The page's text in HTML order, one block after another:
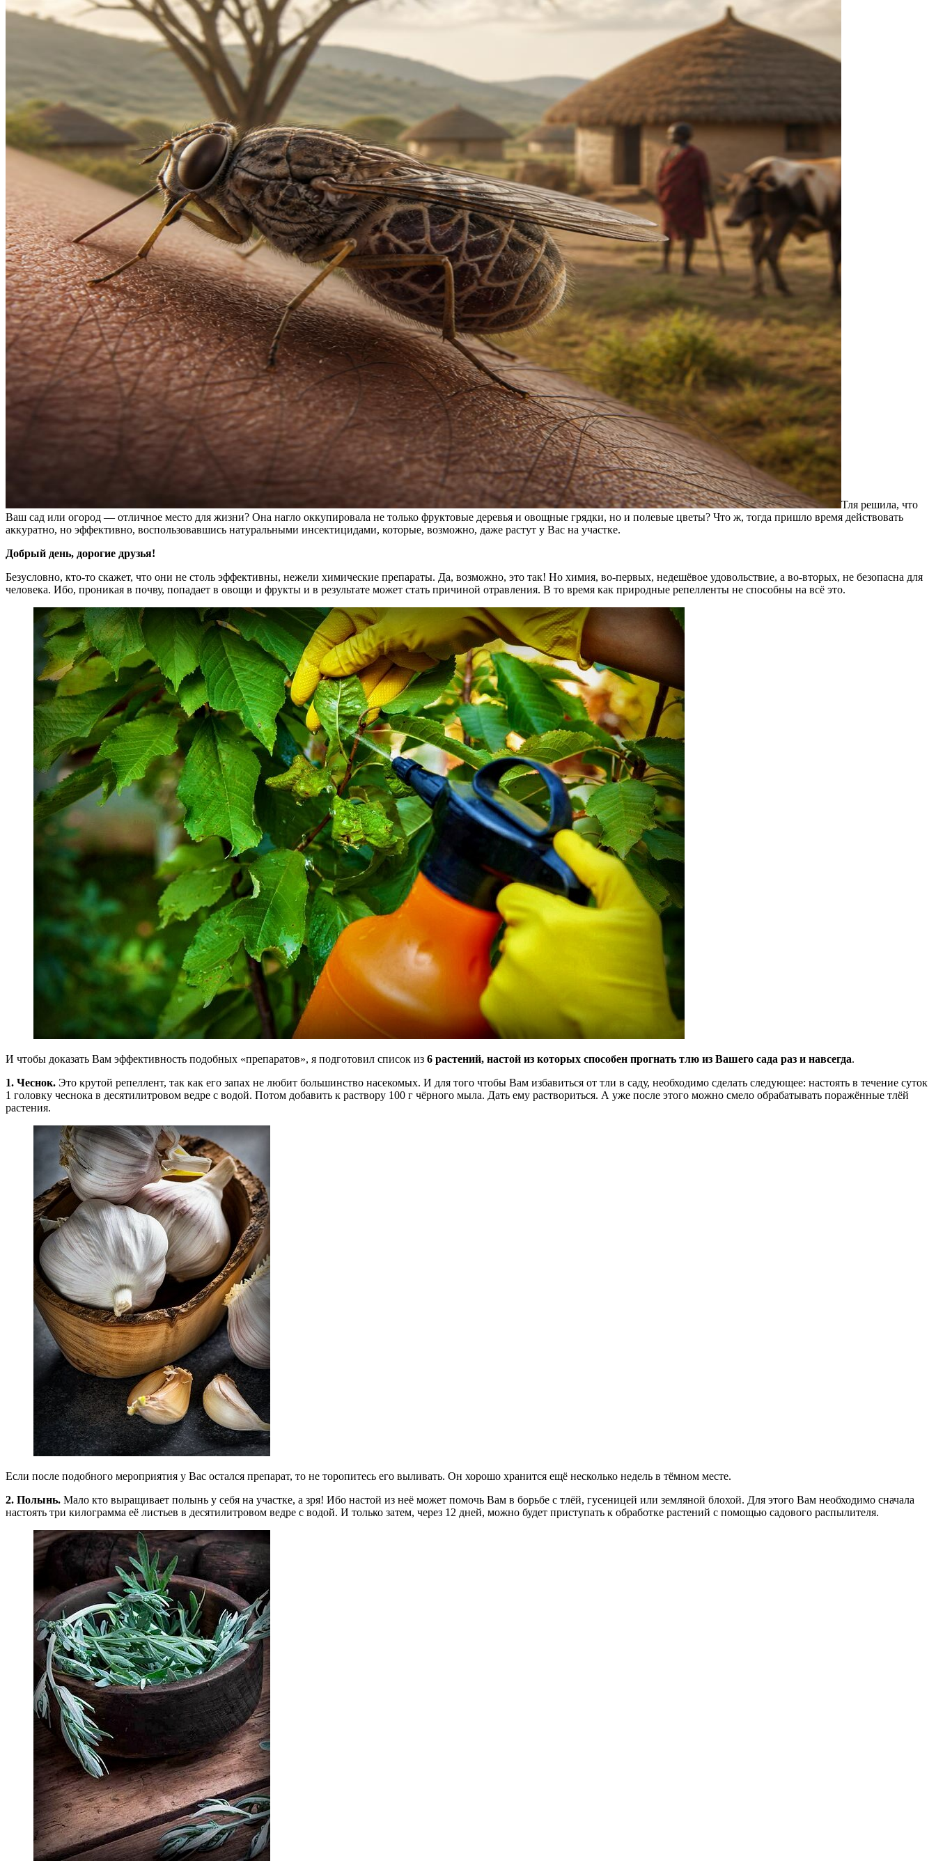
Тля решила, что
Ваш сад или огород — отличное место для жизни? Она нагло оккупировала не только фруктовые деревья и овощные грядки, но и полевые цветы? Что ж, тогда пришло время действовать
аккуратно, но эффективно, воспользовавшись натуральными инсектицидами, которые, возможно, даже растут у Вас на участке.
Добрый день, дорогие друзья!
Безусловно, кто-то скажет, что они не столь эффективны, нежели химические препараты. Да, возможно, это так! Но химия, во-первых, недешёвое удовольствие, а во-вторых, не безопасна для
человека. Ибо, проникая в почву, попадает в овощи и фрукты и в результате может стать причиной отравления. В то время как природные репелленты не способны на всё это.
И чтобы доказать Вам эффективность подобных «препаратов», я подготовил список из 6 растений, настой из которых способен прогнать тлю из Вашего сада раз и навсегда.
1. Чеснок. Это крутой репеллент, так как его запах не любит большинство насекомых. И для того чтобы Вам избавиться от тли в саду, необходимо сделать следующее: настоять в течение суток
1 головку чеснока в десятилитровом ведре с водой. Потом добавить к раствору 100 г чёрного мыла. Дать ему раствориться. А уже после этого можно смело обрабатывать поражённые тлёй
растения.
Если после подобного мероприятия у Вас остался препарат, то не торопитесь его выливать. Он хорошо хранится ещё несколько недель в тёмном месте.
2. Полынь. Мало кто выращивает полынь у себя на участке, а зря! Ибо настой из неё может помочь Вам в борьбе с тлёй, гусеницей или земляной блохой. Для этого Вам необходимо сначала
настоять три килограмма её листьев в десятилитровом ведре с водой. И только затем, через 12 дней, можно будет приступать к обработке растений с помощью садового распылителя.